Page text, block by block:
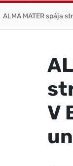
ALMA MATER spája
V